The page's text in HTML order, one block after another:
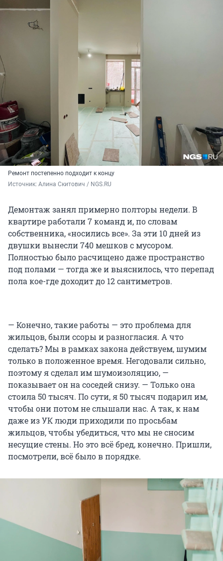
Ремонт постепенно подходит к концу
Источник: Алина Скитович / NGS.RU
Демонтаж занял примерно полторы недели. В
квартире работали 7 команд и, по словам
собственника, «носились все». За эти 10 дней из
двушки вынесли 740 мешков с мусором.
Полностью было расчищено даже пространство
под полами — тогда же и выяснилось, что перепад
пола кое-где доходит до 12 сантиметров.
— Конечно, такие работы — это проблема для
жильцов, были ссоры и разногласия. А что
сделать? Мы в рамках закона действуем, шумим
только в положенное время. Негодовали сильно,
поэтому я сделал им шумоизоляцию, —
показывает он на соседей снизу. — Только она
стоила 50 тысяч. По сути, я 50 тысяч подарил им,
чтобы они потом не слышали нас. А так, к нам
даже из УК люди приходили по просьбам
жильцов, чтобы убедиться, что мы не сносим
несущие стены. Но это всё бред, конечно. Пришли,
посмотрели, всё было в порядке.